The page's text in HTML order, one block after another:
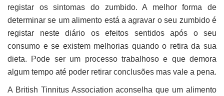
registar os sintomas do zumbido. A melhor forma de
determinar se um alimento está a agravar o seu zumbido é
registar neste diário os efeitos sentidos após o seu
consumo e se existem melhorias quando o retira da sua
dieta. Pode ser um processo trabalhoso e que demora
algum tempo até poder retirar conclusões mas vale a pena.
A British Tinnitus Association aconselha que um alimento